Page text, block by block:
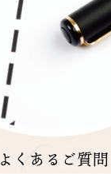
よくあるご質問